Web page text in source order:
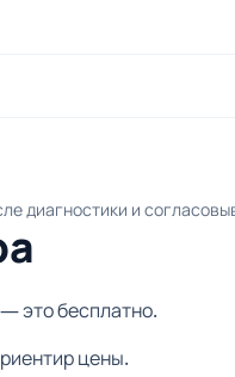
диагностики и
это бесплатно.
цены.